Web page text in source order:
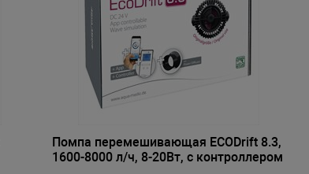
Помпа перемешивающая ECODrift 8.3,
1600-8000 л/ч, 8-20Вт, с контроллером